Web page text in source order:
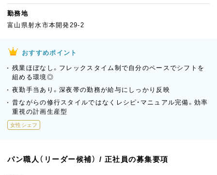
勤務地
富山県射水市本開発29-2
おすすめポイント
残業ほぼなし。フレックスタイム制で自分のペースでシフトを
組める環境◎
夜勤手当あり。深夜帯の勤務が給与にしっかり反映
昔ながらの修行スタイルではなくレシピ・マニュアル完備。効率
重視の計画生産型
女性シェフ
パン職人（リーダー候補） / 正社員の募集要項